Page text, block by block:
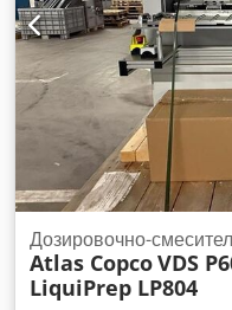
Дозировочно-
Atlas CopcoVDS
LiquiPrep LP804